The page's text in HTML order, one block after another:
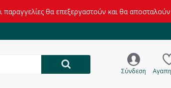
παραγγελίες θα επεξεργαστούν και θα αποσταλούν
Σύνδεση